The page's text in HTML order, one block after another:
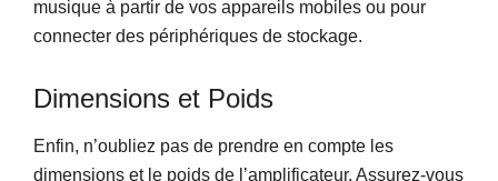
musique à partir de vos appareils mobiles ou pour
connecter des périphériques de stockage.
Dimensions et Poids
Enfin, n’oubliez pas de prendre en compte les
dimensions et le poids de l’amplificateur. Assurez-vous